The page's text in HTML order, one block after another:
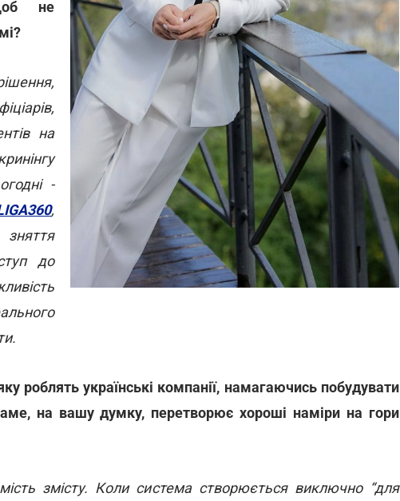
не
на
-
,
до
роблять українські компанії, намагаючись побудувати
на вашу думку, перетворює хороші наміри на гори
змісту. Коли система створюється виключно “для